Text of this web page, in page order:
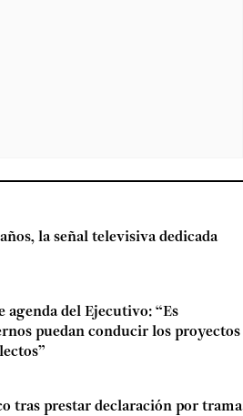
la señal televisiva dedicada
del Ejecutivo: “Es
puedan conducir los proyectos
tras prestar declaración por trama